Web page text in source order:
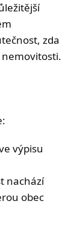
zda
výpisu
nachází
obec